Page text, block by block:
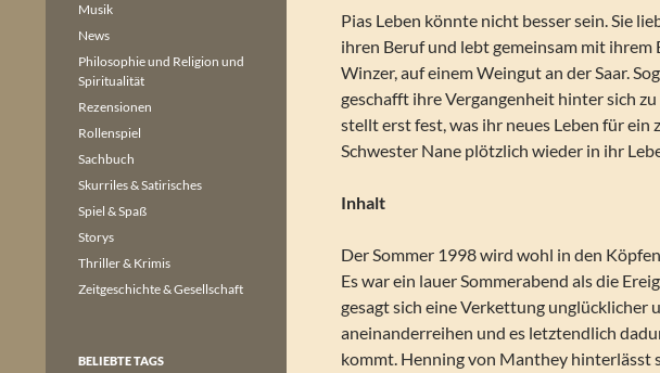
Pias Leben könnte nicht besser sein. Sie
ihren Beruf und lebt gemeinsam mit ihrem
Winzer, auf einem Weingut an der Saar.
geschafft ihre Vergangenheit hinter sich
stellt erst fest, was ihr neues Leben für ein
Schwester Nane plötzlich wieder in ihr
Inhalt
Der Sommer 1998 wird wohl in den
Es war ein lauer Sommerabend als die
gesagt sich eine Verkettung
aneinanderreihen und es letztendlich
kommt. Henning von Manthey hinterlässt
Musik
News
Philosophie und Religion und
Spiritualität
Rezensionen
Rollenspiel
Sachbuch
Skurriles & Satirisches
Spiel & Spaß
Storys
Thriller & Krimis
Zeitgeschichte & Gesellschaft
BELIEBTE TAGS